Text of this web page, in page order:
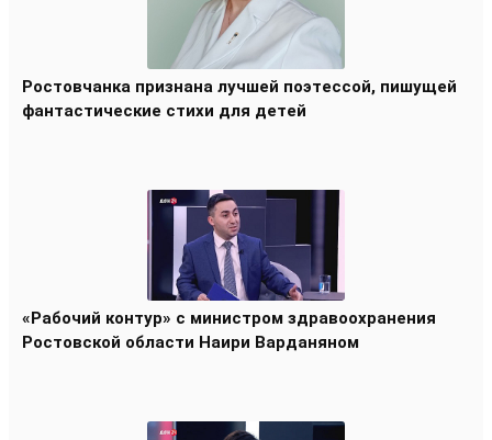
Ростовчанка признана лучшей поэтессой, пишущей
фантастические стихи для детей
«Рабочий контур» с министром здравоохранения
Ростовской области Наири Варданяном